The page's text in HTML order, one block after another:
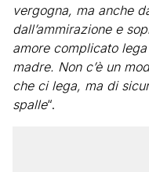
vergogna, ma anche
dall’ammirazione e
amore complicato
madre. Non c’è un
che ci lega, ma di
spalle“.